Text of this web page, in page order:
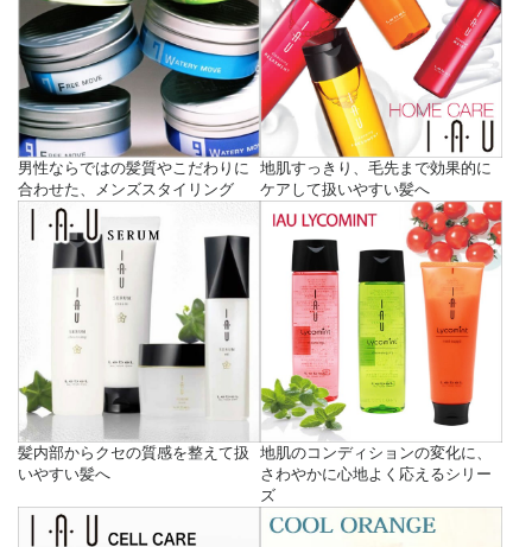
男性ならではの髪質やこだわりに
合わせた、メンズスタイリング
地肌すっきり、毛先まで効果的に
ケアして扱いやすい髪へ
髪内部からクセの質感を整えて扱
いやすい髪へ
地肌のコンディションの変化に、
さわやかに心地よく応えるシリー
ズ